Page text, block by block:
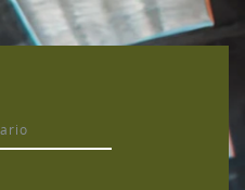
Nombre de usuario